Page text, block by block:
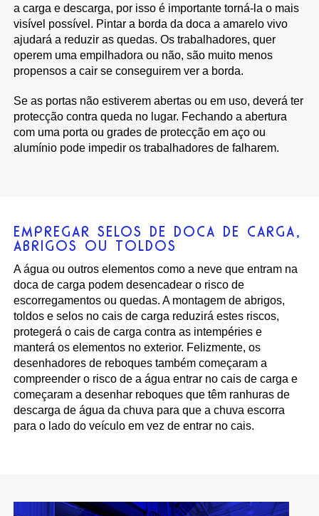
a carga e descarga, por isso é importante torná-la o mais
visível possível. Pintar a borda da doca a amarelo vivo
ajudará a reduzir as quedas. Os trabalhadores, quer
operem uma empilhadora ou não, são muito menos
propensos a cair se conseguirem ver a borda.
Se as portas não estiverem abertas ou em uso, deverá ter
protecção contra queda no lugar. Fechando a abertura
com uma porta ou grades de protecção em aço ou
alumínio pode impedir os trabalhadores de falharem.
EMPREGAR SELOS DE DOCA DE CARGA,
ABRIGOS OU TOLDOS
A água ou outros elementos como a neve que entram na
doca de carga podem desencadear o risco de
escorregamentos ou quedas. A montagem de abrigos,
toldos e selos no cais de carga reduzirá estes riscos,
protegerá o cais de carga contra as intempéries e
manterá os elementos no exterior. Felizmente, os
desenhadores de reboques também começaram a
compreender o risco de a água entrar no cais de carga e
começaram a desenhar reboques que têm ranhuras de
descarga de água da chuva para que a chuva escorra
para o lado do veículo em vez de entrar no cais.